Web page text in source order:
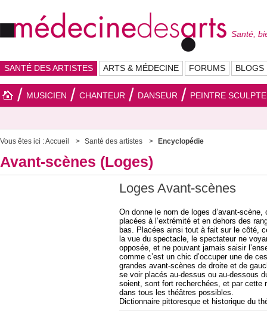
Santé,
SANTÉ DES ARTISTES ARTS & MÉDECINE FORUMS BLOGS
MUSICIEN CHANTEUR DANSEUR PEINTRE
Vous êtes ici :Accueil Santé des artistes Encyclopédie
Avant-scènes (Loges)
Loges Avant-scènes
On donne le nom de loges d’avant-
placées à l’extrémité et en dehors des
bas. Placées ainsi tout à fait sur le côté,
la vue du spectacle, le spectateur ne
opposée, et ne pouvant jamais saisir
comme c’est un chic d’occuper une de
grandes avant-scènes de droite et de
se voir placés au-dessus ou au-dessous
soient, sont fort recherchées, et par cette
dans tous les théâtres possibles.
Dictionnaire pittoresque et historique du